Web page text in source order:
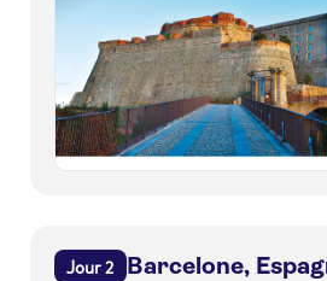
Jour 2 Barcelone,